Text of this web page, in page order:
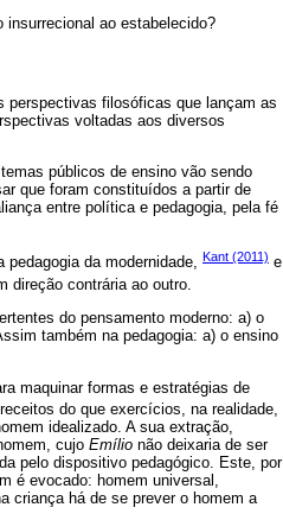
ao estabelecido?
perspectivas filosóficas que lançam as
voltadas aos diversos
públicos de ensino vão sendo
que foram constituídos a partir de
entre política e pedagogia, pela fé
da modernidade, Kant (2011) e
direção contrária ao outro.
do pensamento moderno: a) o
também na pedagogia: a) o ensino
maquinar formas e estratégias de
do que exercícios, na realidade,
idealizado. A sua extração,
cujo Emílio não deixaria de ser
pelo dispositivo pedagógico. Este, por
é evocado: homem universal,
criança há de se prever o homem a